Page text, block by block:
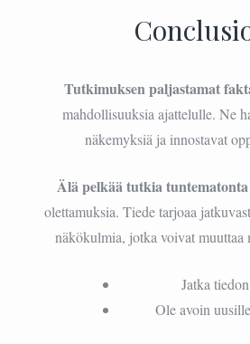
Tutkimuksen paljastamat
mahdollisuuksia ajattelulle. Ne
näkemyksiä ja innostavat
Älä pelkää tutkia tuntematonta
olettamuksia. Tiede tarjoaa
näkökulmia, jotka voivat muuttaa
Jatka
Ole avoin